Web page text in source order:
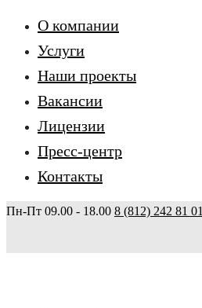
О компании
Услуги
Наши проекты
Вакансии
Лицензии
Пресс-центр
Контакты
Пн-Пт 09.00 - 18.00 8 (812) 242 81 01